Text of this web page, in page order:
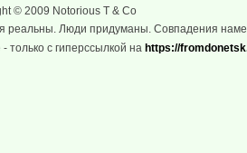
© 2009 Notorious T & Co
реальны. Люди придуманы. Совпадения
только с гиперссылкой на https://